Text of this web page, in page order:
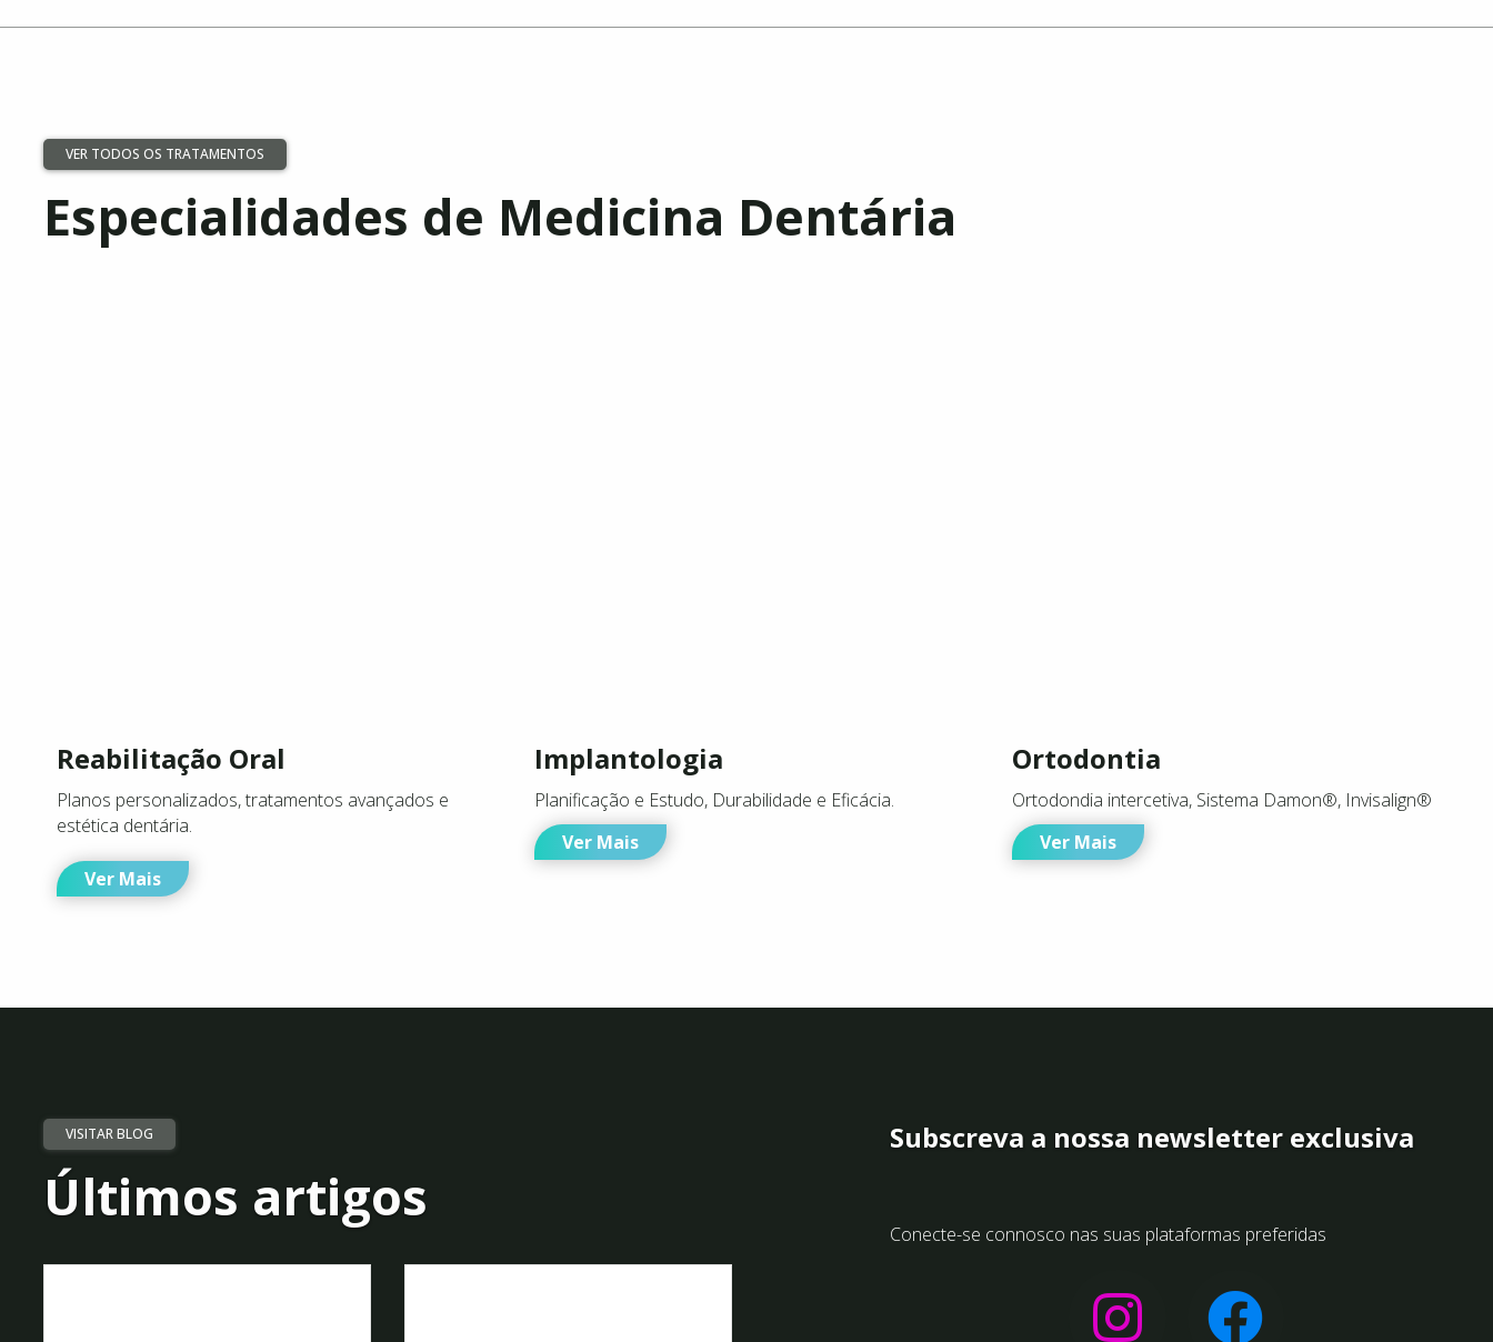
VER TODOS OS TRATAMENTOS
Especialidades de Medicina Dentária
Reabilitação Oral
Planos personalizados, tratamentos avançados e
estética dentária.
Ver Mais
Implantologia
Planificação e Estudo, Durabilidade e Eficácia.
Ver Mais
Ortodontia
Ortodondia intercetiva, Sistema Damon®, Invisalign®
Ver Mais
VISITAR BLOG
Últimos artigos
Subscreva a nossa newsletter exclusiva
Conecte-se connosco nas suas plataformas preferidas